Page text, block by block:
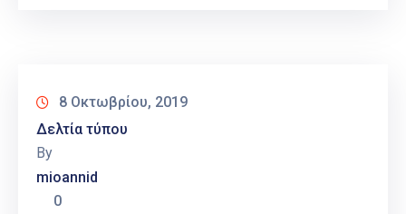
8 Οκτωβρίου, 2019
Δελτία τύπου
By
mioannid
0